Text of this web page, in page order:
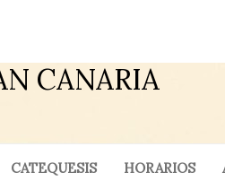
CANARIA
CATEQUESIS HORARIOS